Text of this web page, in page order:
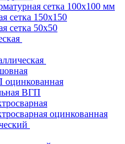
сетка 100х100 мм
сетка 150х150
сетка 50х50
оцинкованная
ВГП
оцинкованная